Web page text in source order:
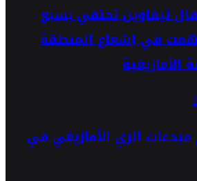
تيفاوين تحتفي بسبع
في إشعاع المنطقة
الأمازيغية
مبدعات الزي الأمازيغي في